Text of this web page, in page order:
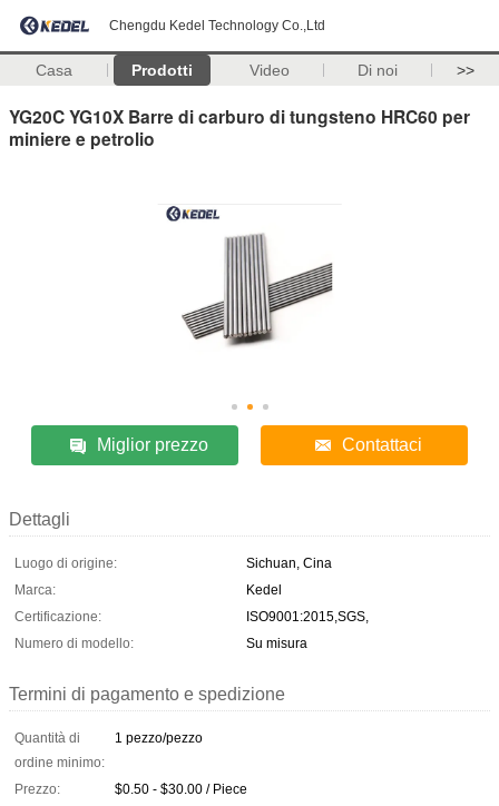
Chengdu Kedel Technology Co.,Ltd
Casa Prodotti Video Di noi >>
YG20C YG10X Barre di carburo di tungsteno HRC60 per
miniere e petrolio
Miglior prezzo Contattaci
Dettagli
Luogo di origine:
Sichuan, Cina
Marca:
Kedel
Certificazione:
ISO9001:2015,SGS,
Numero di modello:
Su misura
Termini di pagamento e spedizione
Quantità di
ordine minimo:
1 pezzo/pezzo
Prezzo:
$0.50 - $30.00 / Piece